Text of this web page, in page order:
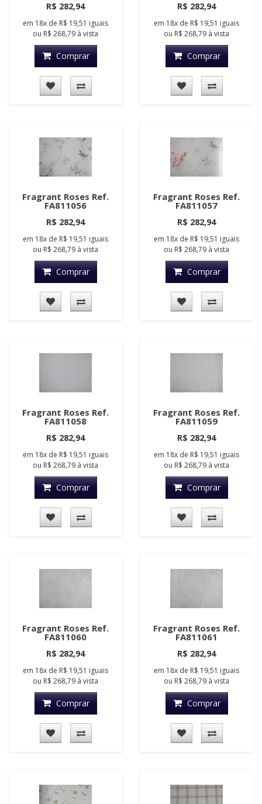
R$ 282,94
em 18x de R$ 19,51 iguais
ou R$ 268,79 à vista
Comprar
R$ 282,94
em 18x de R$ 19,51 iguais
ou R$ 268,79 à vista
Comprar
Fragrant Roses Ref.
FA811056
R$ 282,94
em 18x de R$ 19,51 iguais
ou R$ 268,79 à vista
Comprar
Fragrant Roses Ref.
FA811057
R$ 282,94
em 18x de R$ 19,51 iguais
ou R$ 268,79 à vista
Comprar
Fragrant Roses Ref.
FA811058
R$ 282,94
em 18x de R$ 19,51 iguais
ou R$ 268,79 à vista
Comprar
Fragrant Roses Ref.
FA811059
R$ 282,94
em 18x de R$ 19,51 iguais
ou R$ 268,79 à vista
Comprar
Fragrant Roses Ref.
FA811060
R$ 282,94
em 18x de R$ 19,51 iguais
ou R$ 268,79 à vista
Comprar
Fragrant Roses Ref.
FA811061
R$ 282,94
em 18x de R$ 19,51 iguais
ou R$ 268,79 à vista
Comprar